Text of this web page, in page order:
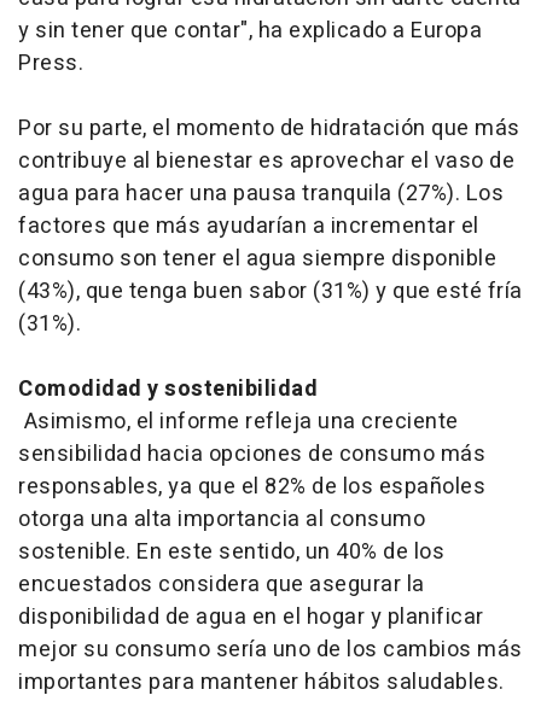
y sin tener que contar", ha explicado a Europa
Press.
Por su parte, el momento de hidratación que más
contribuye al bienestar es aprovechar el vaso de
agua para hacer una pausa tranquila (27%). Los
factores que más ayudarían a incrementar el
consumo son tener el agua siempre disponible
(43%), que tenga buen sabor (31%) y que esté fría
(31%).
Comodidad y sostenibilidad
Asimismo, el informe refleja una creciente
sensibilidad hacia opciones de consumo más
responsables, ya que el 82% de los españoles
otorga una alta importancia al consumo
sostenible. En este sentido, un 40% de los
encuestados considera que asegurar la
disponibilidad de agua en el hogar y planificar
mejor su consumo sería uno de los cambios más
importantes para mantener hábitos saludables.